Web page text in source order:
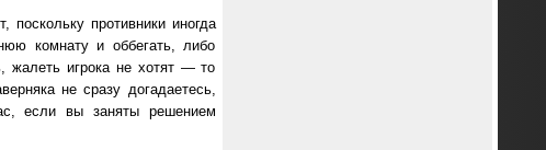
противники иногда
комнату и оббегать, либо
жалеть игрока не хотят — то
не сразу догадаетесь,
если вы заняты решением